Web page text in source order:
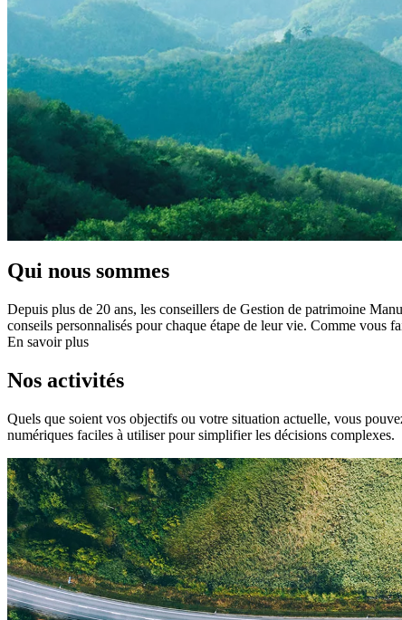
Qui nous sommes
Depuis plus de 20 ans, les conseillers de Gestion de patrimoine
conseils personnalisés pour chaque étape de leur vie. Comme vous
En savoir plus
Nos activités
Quels que soient vos objectifs ou votre situation actuelle, vous
numériques faciles à utiliser pour simplifier les décisions complexes.